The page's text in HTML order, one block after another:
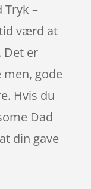
Tryk –
værd at
Det er
gode
Hvis du
Dad
din gave